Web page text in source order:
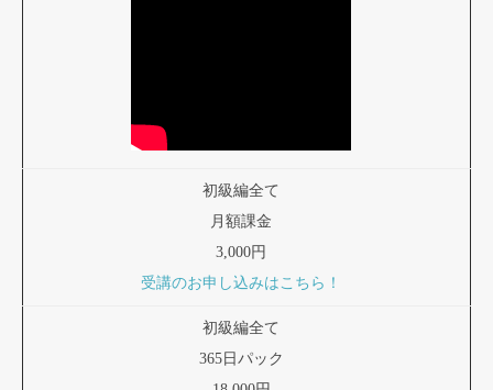
初級編全て
月額課金
3,000円
受講のお申し込みはこちら！
初級編全て
365日パック